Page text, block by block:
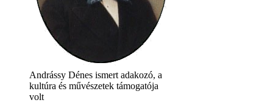
Andrássy Dénes ismert adakozó, a
kultúra és művészetek támogatója
volt